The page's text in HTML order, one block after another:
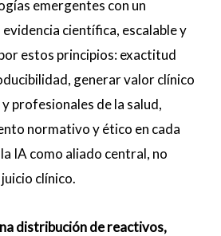
emergentes con un
científica, escalable y
estos principios: exactitud
generar valor clínico
profesionales de la salud,
normativo y ético en cada
IA como aliado central, no
clínico.
distribución de reactivos,